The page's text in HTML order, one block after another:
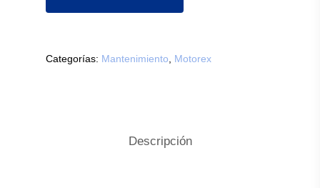
Categorías: Mantenimiento Motorex
Descripción